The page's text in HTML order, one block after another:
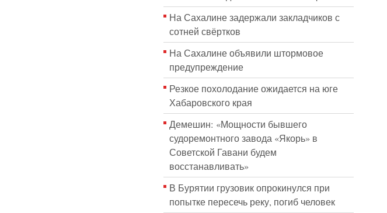
На Сахалине задержали закладчиков с
сотней свёртков
На Сахалине объявили штормовое
предупреждение
Резкое похолодание ожидается на юге
Хабаровского края
Демешин: «Мощности бывшего
судоремонтного завода «Якорь» в
Советской Гавани будем
восстанавливать»
В Бурятии грузовик опрокинулся при
попытке пересечь реку, погиб человек